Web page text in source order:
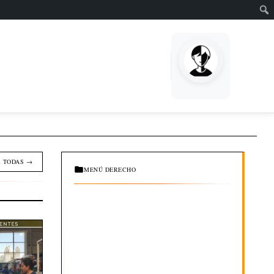
TODAS →
MENÚ DERECHO